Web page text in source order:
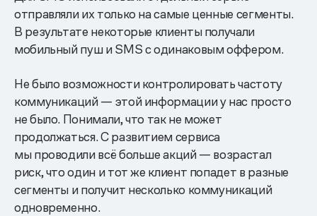
отправляли их только на самые ценные сегменты.
В результате некоторые клиенты получали
мобильный пуш и SMS с одинаковым оффером.
Не было возможности контролировать частоту
коммуникаций — этой информации у нас просто
не было. Понимали, что так не может
продолжаться. С развитием сервиса
мы проводили всё больше акций — возрастал
риск, что один и тот же клиент попадет в разные
сегменты и получит несколько коммуникаций
одновременно.